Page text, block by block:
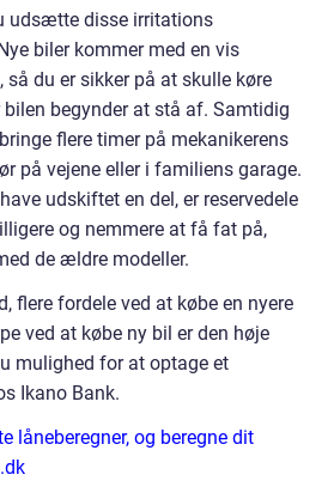
udsætte disse irritations
biler kommer med en vis
du er sikker på at skulle køre
begynder at stå af. Samtidig
flere timer på mekanikerens
på vejene eller i familiens garage.
udskiftet en del, er reservedele
og nemmere at få fat på,
de ældre modeller.
flere fordele ved at købe en nyere
ved at købe ny bil er den høje
mulighed for at optage et
Ikano Bank.
låneberegner, og beregne dit